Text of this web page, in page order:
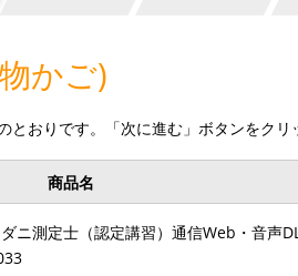
かご)
とおりです。「次に進む」ボタンをクリ
商品名
ニ測定士（認定講習）通信Web・音声